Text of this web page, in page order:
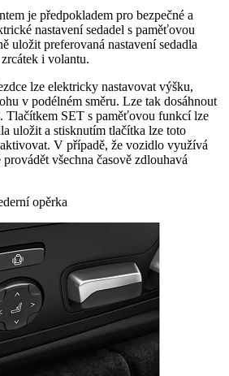
je předpokladem pro bezpečné a
nastavení sedadel s paměťovou
uložit preferovaná nastavení sedadla
i volantu.
lze elektricky nastavovat výšku,
v podélném směru. Lze tak dosáhnout
Tlačítkem SET s paměťovou funkcí lze
uložit a stisknutím tlačítka lze toto
V případě, že vozidlo využívá
všechna časově zdlouhavá
opěrka